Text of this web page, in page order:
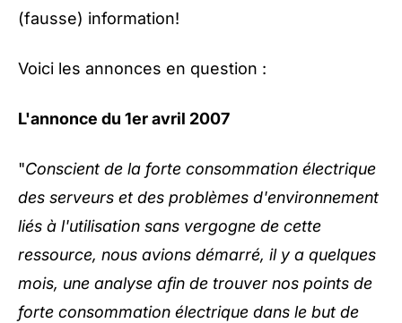
(fausse) information!
Voici les annonces en question :
L'annonce du 1er avril 2007
"Conscient de la forte consommation électrique
des serveurs et des problèmes d'environnement
liés à l'utilisation sans vergogne de cette
ressource, nous avions démarré, il y a quelques
mois, une analyse afin de trouver nos points de
forte consommation électrique dans le but de